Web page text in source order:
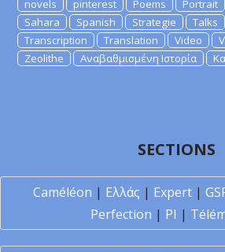
novels
pinterest Poems Portrait
Sahara
Spanish Strategie Talks
Transcription
Translation Video
Zeolithe
Αναβαθμισμένη Ιστορία
SECTIONS
Caméléon | Ελλάς | Expert|
Perfection | PI |